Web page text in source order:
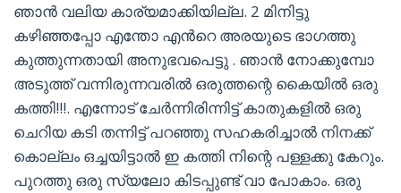
ഞാൻ വലിയ കാര്യമാക്കിയില്ല. 2 മിനിട്ടു
കഴിഞ്ഞപ്പോ എന്തോ എൻറെ അരയുടെ ഭാഗത്തു
കുത്തുന്നതായി അനുഭവപെട്ടു . ഞാൻ നോക്കുമ്പോ
അടുത്ത് വന്നിരുന്നവരിൽ ഒരുത്തന്റെ കൈയിൽ ഒരു
കത്തി!!!. എന്നോട് ചേർന്നിരിന്നിട്ട് കാതുകളിൽ ഒരു
ചെറിയ കടി തന്നിട്ട് പറഞ്ഞു സഹകരിച്ചാൽ നിനക്ക്
കൊല്ലം ഒച്ചയിട്ടാൽ ഇ കത്തി നിന്റെ പള്ളക്കു കേറും.
പുറത്തു ഒരു സ്‍യലോ കിടപ്പുണ്ട് വാ പോകാം. ഒരു